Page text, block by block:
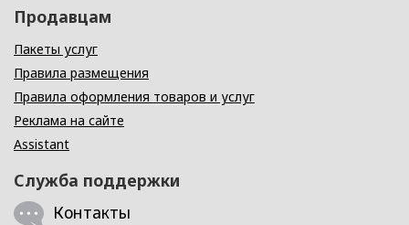
Продавцам
Пакеты услуг
Правила размещения
Правила оформления товаров и услуг
Реклама на сайте
Assistant
Служба поддержки
Контакты